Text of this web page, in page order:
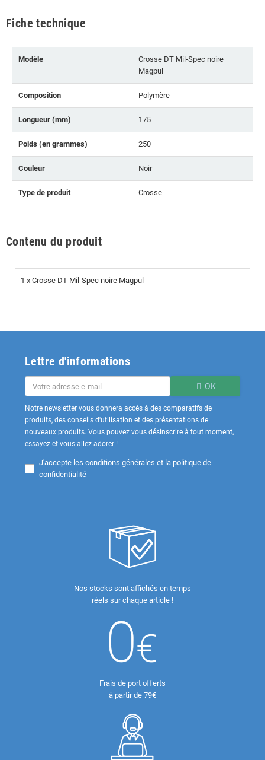
Fiche technique
Modèle
Crosse DT Mil-Spec noire
Magpul
Composition Polymère
Longueur (mm) 175
Poids (en grammes) 250
Couleur Noir
Type de produit Crosse
Contenu du produit
1 x Crosse DT Mil-Spec noire Magpul
Lettre d'informations
OK
Notre newsletter vous donnera accès à des comparatifs de
produits, des conseils d'utilisation et des présentations de
nouveaux produits. Vous pouvez vous désinscrire à tout moment,
essayez et vous allez adorer !
J'accepte les conditions générales et la politique de
confidentialité
Nos stocks sont affichés en temps
réels sur chaque article !
Frais de port offerts
à partir de 79€